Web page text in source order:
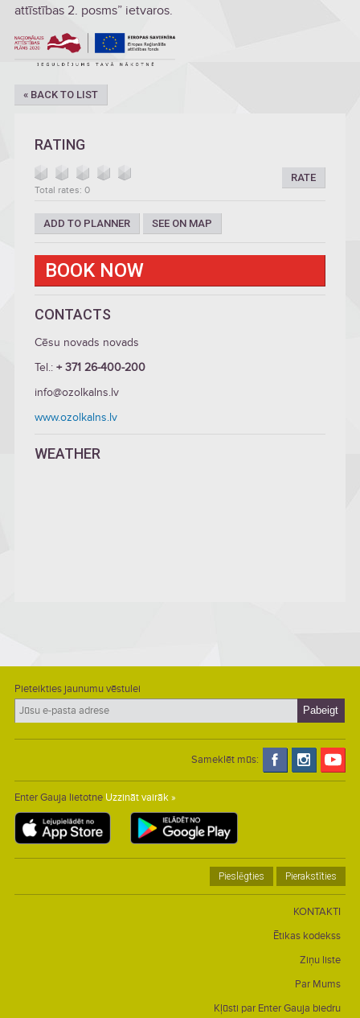
attīstības 2. posms” ietvaros.
« BACK TO LIST
RATING
RATE
Total rates: 0
ADD TO PLANNER SEE ON MAP
BOOK NOW
CONTACTS
Cēsu novads novads
Tel.: + 371 26-400-200
info@ozolkalns.lv
www.ozolkalns.lv
WEATHER
Pieteikties jaunumu vēstulei
Sameklēt mūs:
Enter Gauja lietotne Uzzināt vairāk »
Pieslēgties Pierakstīties
KONTAKTI
Ētikas kodekss
Ziņu liste
Par Mums
Kļūsti par Enter Gauja biedru